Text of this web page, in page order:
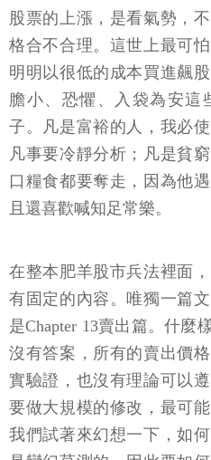
股票的上漲，是看氣勢，
格合不合理。這世上最可
明明以很低的成本買進飆
膽小、恐懼、入袋為安這
子。凡是富裕的人，我必
凡事要冷靜分析；凡是貧
口糧食都要奪走，因為他
且還喜歡喊知足常樂。
在整本肥羊股市兵法裡面
有固定的內容。唯獨一篇
是Chapter 13賣出篇。什麼
沒有答案，所有的賣出價
實驗證，也沒有理論可以
要做大規模的修改，最可
我們試著來幻想一下，如